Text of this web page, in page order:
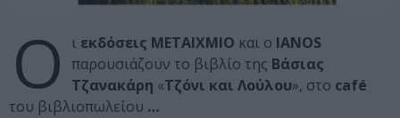
Ο ι εκδόσεις ΜΕΤΑΙΧΜΙΟ και ο IANOS
παρουσιάζουν το βιβλίο της Βάσιας
Τζανακάρη «Τζόνι και Λούλου», στο café
του βιβλιοπωλείου …